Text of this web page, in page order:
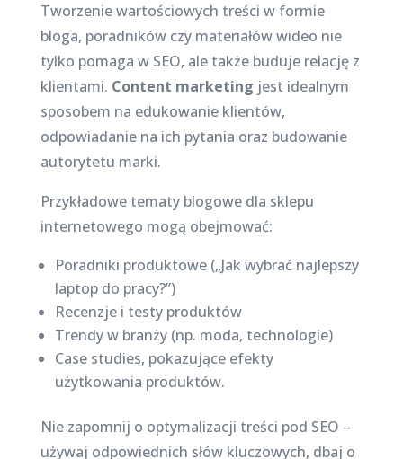
Tworzenie wartościowych treści w formie
bloga, poradników czy materiałów wideo nie
tylko pomaga w SEO, ale także buduje relację z
klientami. Content marketing jest idealnym
sposobem na edukowanie klientów,
odpowiadanie na ich pytania oraz budowanie
autorytetu marki.
Przykładowe tematy blogowe dla sklepu
internetowego mogą obejmować:
Poradniki produktowe („Jak wybrać najlepszy
laptop do pracy?”)
Recenzje i testy produktów
Trendy w branży (np. moda, technologie)
Case studies, pokazujące efekty
użytkowania produktów.
Nie zapomnij o optymalizacji treści pod SEO –
używaj odpowiednich słów kluczowych, dbaj o